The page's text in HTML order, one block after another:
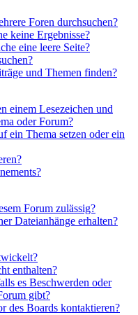
Foren durchsuchen?
keine Ergebnisse?
eine leere Seite?
und Themen finden?
einem Lesezeichen und
oder Forum?
ein Thema setzen oder ein
Forum zulässig?
Dateianhänge erhalten?
enthalten?
es Beschwerden oder
gibt?
des Boards kontaktieren?